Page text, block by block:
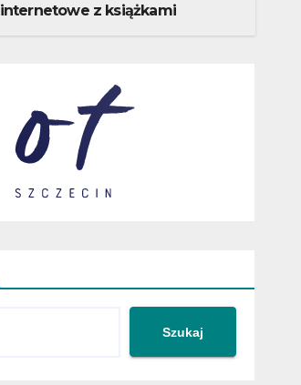
internetowe z książkami
Szukaj